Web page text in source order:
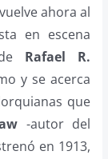
ahora al
en escena
Rafael R.
y se acerca
que
-autor del
en 1913,